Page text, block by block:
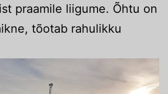
praamile liigume. Õhtu on
tõotab rahulikku